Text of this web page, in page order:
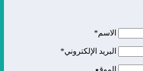
البريد الإلكتروني*